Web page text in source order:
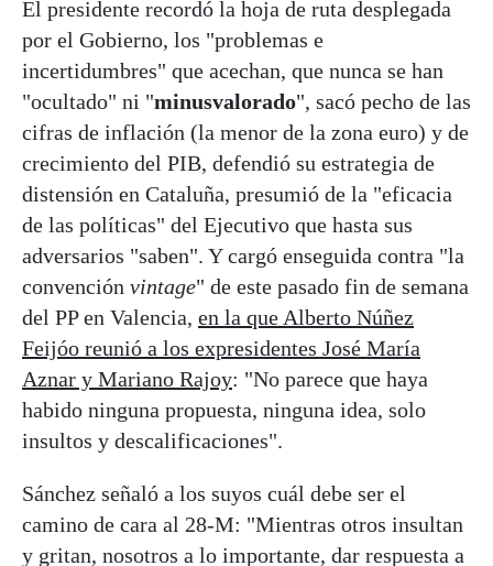
El presidente recordó la hoja de ruta desplegada
por el Gobierno, los "problemas e
incertidumbres" que acechan, que nunca se han
"ocultado" ni "minusvalorado", sacó pecho de las
cifras de inflación (la menor de la zona euro) y de
crecimiento del PIB, defendió su estrategia de
distensión en Cataluña, presumió de la "eficacia
de las políticas" del Ejecutivo que hasta sus
adversarios "saben". Y cargó enseguida contra "la
convención vintage" de este pasado fin de semana
del PP en Valencia, en la que Alberto Núñez
Feijóo reunió a los expresidentes José María
Aznar y Mariano Rajoy: "No parece que haya
habido ninguna propuesta, ninguna idea, solo
insultos y descalificaciones".
Sánchez señaló a los suyos cuál debe ser el
camino de cara al 28-M: "Mientras otros insultan
y gritan, nosotros a lo importante, dar respuesta a